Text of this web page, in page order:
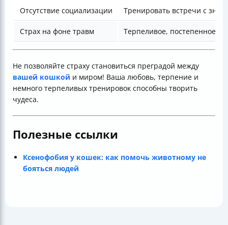
Отсутствие социализации Тренировать встречи с
Страх на фоне травм Терпеливое, постепенное
Не позволяйте страху становиться преградой между
вашей кошкой и миром! Ваша любовь, терпение и
немного терпеливых тренировок способны творить
чудеса.
Полезные ссылки
Ксенофобия у кошек: как помочь животному не
бояться людей